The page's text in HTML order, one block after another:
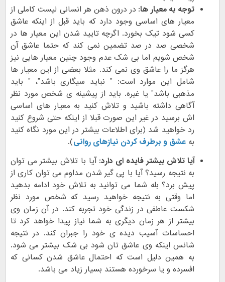
توجه به معیار ها: در درون ذهن هر انسانی لیست کاملی از
معیار های اساسی وجود دارد که باید قبل از اینکه عاشق
کسی شود تیک بخورد. اگرچه تایید شدن این معیار ها در
شخصی صد در صد تضمین نمی کند که حتما عاشق آن
شخص شویم اما بی شک عدم وجود چنین معیار هایی نیز
هرگز ما را عاشق وی نمی کند. مثلا بعضی از این معیار ها
شامل این موارد است: ” نباید سیگاری باشد”، ” باید
مذهبی باشد” یا غیره. باید از پیشینه ی شخص مورد نظر
آگاهی داشته باشید و تلاش کنید به معیار های اساسی
اش برسید در غیر این صورت قبلا از اینکه حتی شروع کنید
رد خواهید شد (برای اطلاعات بیشتر در این مورد نگاه کنید
به عشق و برطرف کردن نیازهای روانی).
آیا تلاش بیشتر فایده ای دارد: آیا با تلاش بیشتر می توان
به نتیجه رسید؟ آیا با پی گیر شدن مداوم می توان کاری از
پیش برد؟ بله شما می توانید به تلاش خود ادامه بدهید
اما وقتی به نتیجه خواهید رسید که شخص مورد نظر
شکست عاطفی در زندگی خود تجربه کند. در آن زمان وی
بیشتر از هر زمان دیگری به شما نیاز پیدا خواهد کرد تا
احساسات آسیب دیده ی خود را جبران کند. در نتیجه
شانس اینکه وی عاشق تان شود بی شک بیشتر می شود.
به همین دلیل است که احتمال عاشق شدن کسانی که
افسرده و یا سرخورده هستند بسیار زیاد می باشد.